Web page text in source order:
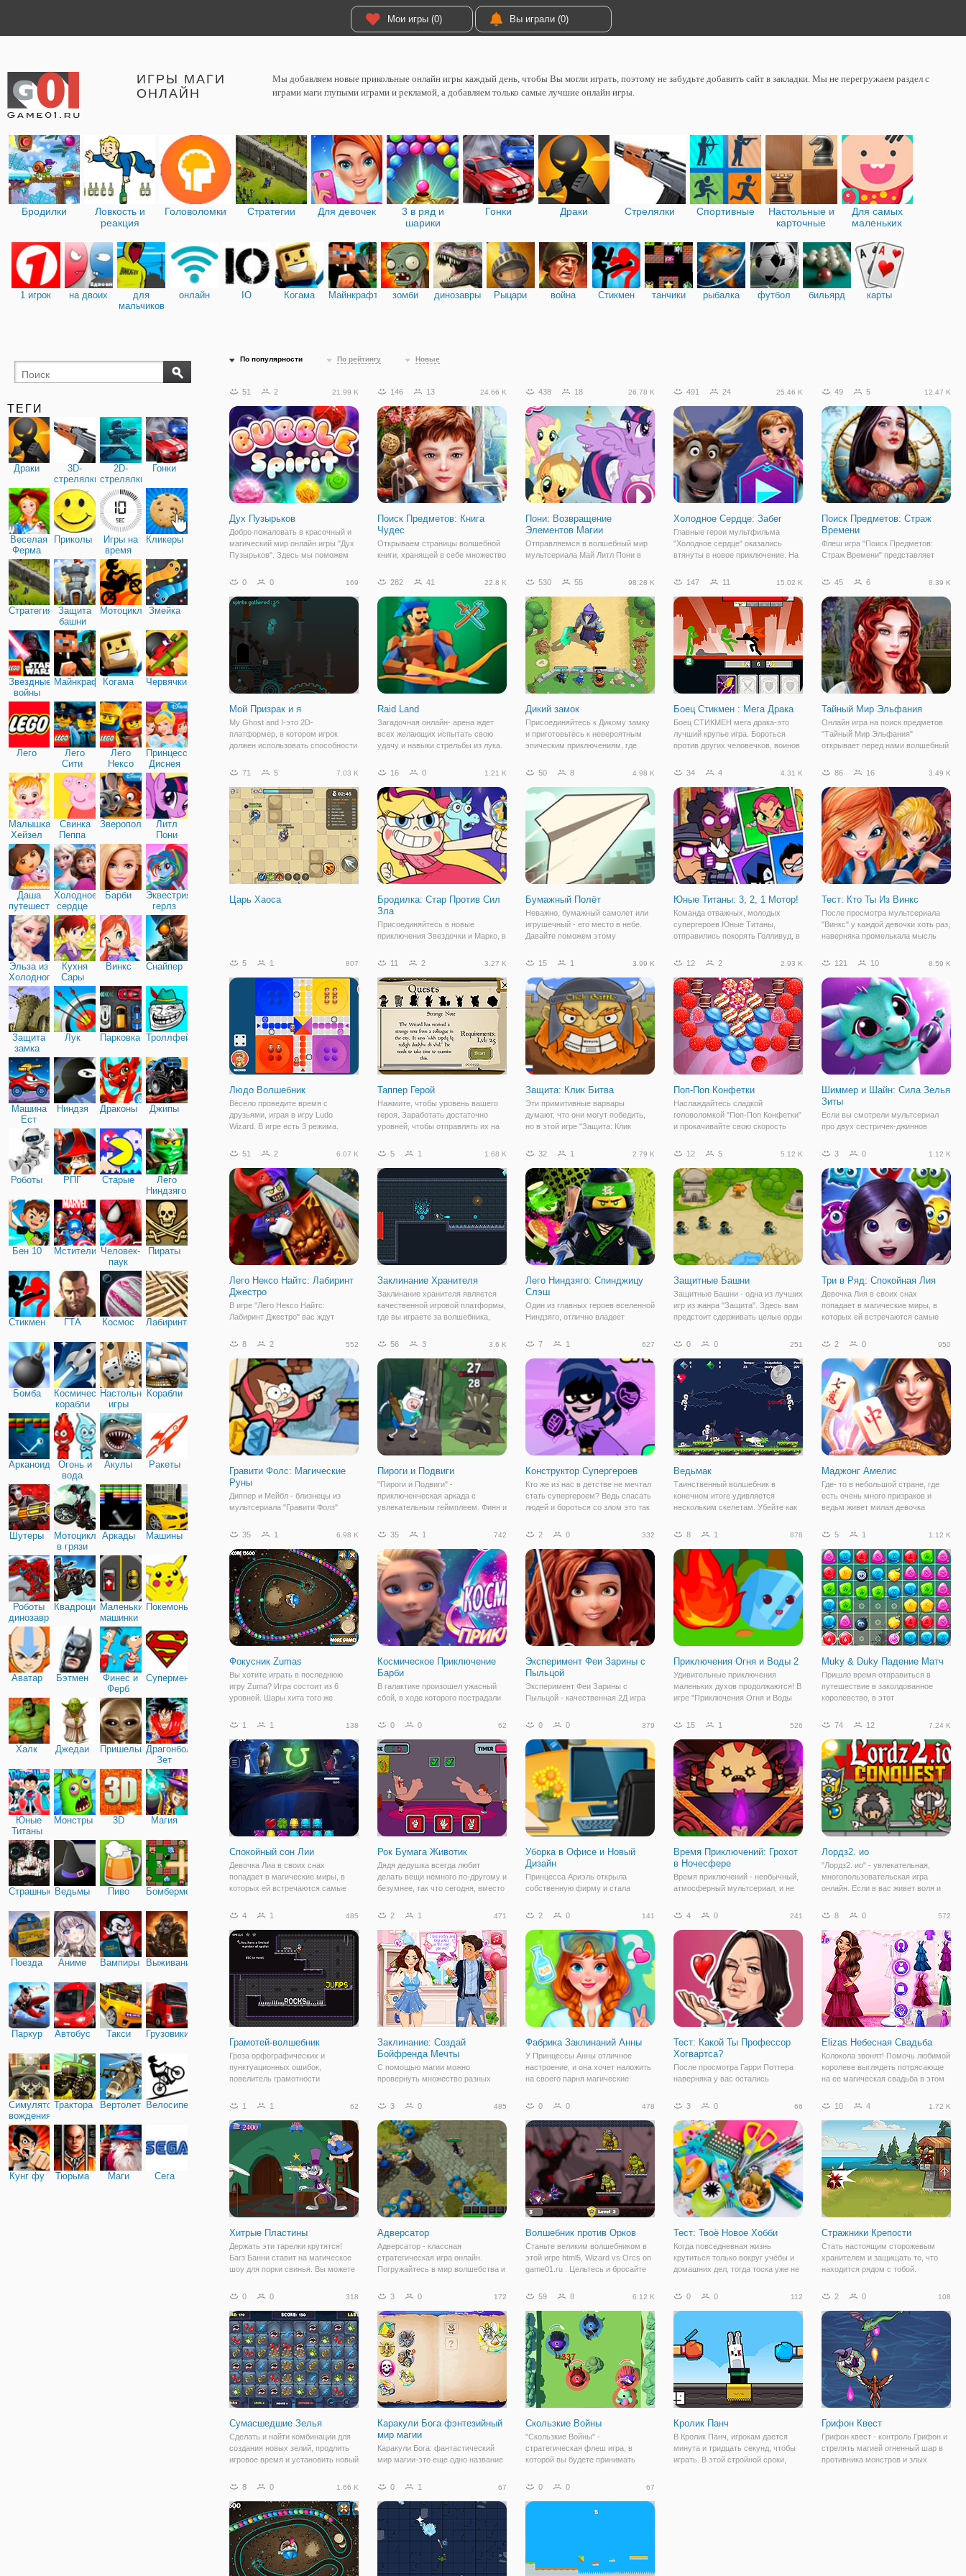
Мои игры (0) Вы играли (0)
ИГРЫ МАГИ
ОНЛАЙН
Мы добавляем новые прикольные онлайн игры каждый день, чтобы Вы могли играть, поэтому не забудьте добавить сайт в закладки. Мы не перегружаем раздел с
играми маги глупыми играми и рекламой, а добавляем только самые лучшие онлайн игры.
Бродилки
Ловкость и
реакция
Головоломки Стратегии Для девочек
3 в ряд и
шарики
Гонки Драки Стрелялки Спортивные
Настольные и
карточные
Для самых
маленьких
1 игрок на двоих
для
мальчиков
онлайн IO Когама Майнкрафт зомби динозавры Рыцари война Стикмен танчики рыбалка футбол бильярд карты
ТЕГИ
Драки
3D-
стрелялки
2D-
стрелялки
Гонки
Веселая
Ферма
Приколы
Игры на
время
Кликеры
Стратегия
Защита
башни
МотоциклыЗмейка
Звездные
войны
МайнкрафтКогама Червячки
Лего
Лего
Сити
Лего
Нексо
Найтс
Принцессы
Диснея
Малышка
Хейзел
Свинка
Пеппа
Зверополис
Литл
Пони
Дружба
Даша
путешественница
Холодное
сердце
Барби
Эквестрия
герлз
Эльза из
Холодного
сердца
Кухня
Сары
Винкс Снайпер
Защита
замка
Лук Парковка Троллфейс
Машина
Ест
Машину
Ниндзя Драконы Джипы
Роботы РПГ Старые
Лего
Ниндзяго
Бен 10 Мстители Человек-
паук
Пираты
Стикмен ГТА Космос Лабиринты
Бомба
Космические
корабли
Настольные
игры
Корабли
Арканоид
Огонь и
вода
Акулы Ракеты
Шутеры
Мотоциклы
в грязи
Аркады Машины
Роботы
динозавры
КвадроциклыМаленькие
машинки
Покемоны
Аватар Бэтмен
Финес и
Ферб
Супермен
Халк Джедаи ПришельцыДрагонболл
Зет
Юные
Титаны
Монстры 3D Магия
Страшные Ведьмы Пиво Бомбермен
Поезда Аниме Вампиры Выживание
Паркур Автобус Такси Грузовики
Симулятор
вождения
Трактора ВертолетыВелосипед
Кунг фу Тюрьма Маги Сега
По популярности По рейтингу Новые
51 2 21.99 K
Дух Пузырьков
Добро пожаловать в красочный и
магический мир онлайн игры "Дух
Пузырьков". Здесь мы поможем
пузырьки на свои законные места.
уничтожать шарики,
146 13 24.66 K
Поиск Предметов: Книга
Чудес
Открываем страницы волшебной
книги, хранящей в себе множество
лишь избранные. Такая
представлена в онлайн игре
"Поиск Предметов: Книга Чудес".
Игра представляет
438 18 26.78 K
Пони: Возвращение
Элементов Магии
Отправляемся в волшебный мир
мультсериала Май Литл Пони в
Элементов Магии". Это простая
вы встретите всех главных героев
вышеуказанного мультсериала.
Для
491 24 25.46 K
Холодное Сердце: Забег
Главные герои мультфильма
"Холодное сердце" оказались
втянуты в новое приключение. На
клану пещерных жителей
которые у них отняли злодеи. Но
Анна, Эльза,
49 5 12.47 K
Поиск Предметов: Страж
Времени
Флеш игра "Поиск Предметов:
Страж Времени" представляет
значит, приготовьтесь прокачивать
наблюдательность. Здесь вы
поможете очаровательным
хранительницам времени
исправить
0 0 169
Мой Призрак и я
My Ghost and I-это 2D-
платформер, в котором игрок
должен использовать способности
всех духов и открыть портал на
282 41 22.8 K
Raid Land
Загадочная онлайн- арена ждет
всех желающих испытать свою
удачу и навыки стрельбы из лука.
Робин Гуда, будете разгуливать по
запасом стрел. Это увлекательная
530 55 98.28 K
Дикий замок
Присоединяйтесь к Дикому замку
и приготовьтесь к невероятным
эпическим приключениям, где
оборону вашего замка. Улучшайте
линии фронта находятся
волшебники,
147 11 15.02 K
Боец Стикмен : Мега Драка
Боец СТИКМЕН мега драка-это
лучший крупье игра. Бороться
против других человечков, воинов
попытаться уничтожить их всех,
для человечков ! Вы можете
использовать
45 6 8.39 K
Тайный Мир Эльфания
Онлайн игра на поиск предметов
"Тайный Мир Эльфания"
открывает перед нами волшебный
требуется отыскать определенные
справиться с темной силой,
обрушившейся на
71 5 7.03 K
Царь Хаоса
16 0 1.21 K
Бродилка: Стар Против Сил
Зла
Присоединяйтесь в новые
приключения Звездочки и Марко, в
Против Сил Зла". Здесь они
подземелье которого обитают
различные монстры и прочие
создания. Вам нужно
50 8 4.98 K
Бумажный Полёт
Неважно, бумажный самолет или
игрушечный - его место в небе.
Давайте поможем этому
"Бумажный Полёт" подняться на
собой аркаду с простым
управлением и
34 4 4.31 K
Юные Титаны: 3, 2, 1 Мотор!
Команда отважных, молодых
супергероев Юные Титаны,
отправились покорять Голливуд, в
Мотор!". Но погоня за славой
Детстроук, который превратил
всех жителей в
86 16 3.49 K
Тест: Кто Ты Из Винкс
После просмотра мультсериала
"Винкс" у каждой девочки хоть раз,
наверняка промелькала мысль
удивительной школе для
магические способности, творить
невозможные вещи,
5 1 807
Людо Волшебник
Весело проведите время с
друзьями, играя в игру Ludo
Wizard. В игре есть 3 режима.
против бота, против компьютера.
подобранными людьми, а также с
друзьями, как игра
11 2 3.27 K
Таппер Герой
Нажмите, чтобы уровень вашего
героя. Заработать достаточно
уровней, чтобы отправлять их на
окружающую Гильдии. Предложить
ваши герои работать быстрее.
Этот
15 1 3.99 K
Защита: Клик Битва
Эти примитивные варвары
думают, что они могут победить,
но в этой игре "Защита: Клик
элементальной магии! Быстрее
Разместите атакующие башни,
чтобы защитить
12 2 2.93 K
Поп-Поп Конфетки
Наслаждайтесь сладкой
головоломкой "Поп-Поп Конфетки"
и прокачивайте свою скорость
объединяющая жанры "три в ряд"
вместо шариков на игровом поле
будут аппетитные и
121 10 8.59 K
Шиммер и Шайн: Сила Зелья
Зиты
Если вы смотрели мультсериал
про двух сестричек-джиннов
знаком персонаж Зита. Она тоже
проворачивает темные делишки и
норовит сотворить непоправимое
зло. В
51 2 6.07 K
Лего Нексо Найтс: Лабиринт
Джестро
В игре "Лего Нексо Найтс:
Лабиринт Джестро" вас ждут
легендарными рыцарями. Злой
околдован тёмными силами и стал
главным врагом рыцарей Нексо.
Вместе с Книгой
5 1 1.68 K
Заклинание Хранителя
Заклинание хранителя является
качественной игровой платформы,
где вы играете за волшебника,
замок напичкан ловушками и
32 1 2.79 K
Лего Ниндзяго: Спинджицу
Слэш
Один из главных героев вселенной
Ниндзяго, отлично владеет
профессионально стреляет из
темным силам. Но каждый бой
требует от ниндзя серьезной
подготовки. Сегодня,
12 5 5.12 K
Защитные Башни
Защитные Башни - одна из лучших
игр из жанра "Защита". Здесь вам
предстоит сдерживать целые орды
по узкому пути. Для этого у вас в
защитных башен, а именно:
3 0 1.12 K
Три в Ряд: Спокойная Лия
Девочка Лия в своих снах
попадает в магические миры, в
которых ей встречаются самые
навредить ей. Но у девочки есть
способный дать отпор любому
врагу. Но даже
8 2 552
Гравити Фолс: Магические
Руны
Диппер и Мейбл - близнецы из
мультсериала "Гравити Фолз"
игре "Гравити Фолс: Магические
это не закончилось и в результате
брата с сестрой перенесло через
портал
56 3 3.6 K
Пироги и Подвиги
"Пироги и Подвиги" -
приключенческая аркада с
увлекательным геймплеем. Финн и
принимать посетителей в его
вкусную выпечку, но чтобы
раздобыть ингредиенты, Финну
7 1 627
Конструктор Супергероев
Кто же из нас в детстве не мечтал
стать супергероем? Ведь спасать
людей и бороться со злом это так
серии "Юные Титаны, Вперёд" кто-
превращаться в разных животных,
0 0 251
Ведьмак
Таинственный волшебник в
конечном итоге удивляется
нескольким скелетам. Убейте как
растет с течением времени!
2 0 950
Маджонг Амелис
Где- то в небольшой стране, где
есть очень много призраков и
ведьм живет милая девочка
бабушки большой дар магии. Ее
внучка занялась этим и помогала
людям
35 1 6.98 K
Фокусник Zumas
Вы хотите играть в последнюю
игру Zuma? Игра состоит из 6
уровней. Шары хита того же
очки. По крайней мере 3 должны
Больше того же самого цвета в
одном выстреле,
35 1 742
Космическое Приключение
Барби
В галактике произошел ужасный
сбой, в ходе которого пострадали
команда отправляются на
обезвредить угрозу. Итак, в этом
увлекательном приключении не
обойтись без помощи
2 0 332
Эксперимент Феи Зарины с
Пыльцой
Эксперимент Феи Зарины с
Пыльцой - качественная 2Д игра
вы поможете фее Зарине
этого ей нужно собрать все
ингредиенты. Но сделать это
сложнее, чем кажется на
8 1 878
Приключения Огня и Воды 2
Удивительные приключения
маленьких духов продолжаются! В
игре "Приключения Огня и Воды
потусторонний мир, который скрыт
мальчиком Огнём и девочкой
Водой вы
5 1 1.12 K
Muky & Duky Падение Матч
Пришло время отправиться в
путешествие в заколдованное
королевство, в этот
головоломка. Присоединяйтесь к
соединить все эти магические
камни. Если вы застряли, вы
1 1 138
Спокойный сон Лии
Девочка Лиа в своих снах
попадает в магические миры, в
которых ей встречаются самые
навредить ей. Но у девочки есть
способный дать отпор любому
врагу. Но даже
0 0 62
Рок Бумага Животик
Дядя дедушка всегда любит
делать вещи немного по-другому и
безумнее, так что сегодня, вместо
рок - бумага - ножницы игра, что
собираетесь опробовать рок
0 0 379
Уборка в Офисе и Новый
Дизайн
Принцесса Ариэль открыла
собственную фирму и стала
предприятие уже начало
открыть ещё один офис. Перед его
открытием нужно привести всё в
порядок. Хотите её помочь?
15 1 526
Время Приключений: Грохот
в Ночесфере
Время приключений - необычный,
атмосферный мультсериал, и не
разработанные по его мотивам
увлекательные. Одну из них вы
открыли сейчас, это - бесплатная
флеш игра "Время
74 12 7.24 K
Лордз2. ио
"Лордз2. ио" - увлекательная,
многопользовательская игра
онлайн. Если в вас живет воля и
завоеваниям, то флешка
окажетесь в мире магии и
сражений. И все ради того,
4 1 485
Грамотей-волшебник
Гроза орфографических и
пунктуационных ошибок,
повелитель грамотности
"Грамотей-волшебник". Здесь вы
волшебником, который с помощью
своей грамотности готов спасти
2 1 471
Заклинание: Создай
Бойфренда Мечты
С помощью магии можно
провернуть множество разных
своей мечты. В онлайн аркаде
Мечты" вы поможете провернуть
такую операцию молодой
девушке-ведьмочке. Здесь под
2 0 141
Фабрика Заклинаний Анны
У Принцессы Анны отличное
настроение, и она хочет наложить
на своего парня магические
бросает вам вызов, чтобы найти
магических образов. Хочешь
повеселиться вместе с
4 0 241
Тест: Какой Ты Профессор
Хогвартса?
После просмотра Гарри Поттера
наверняка у вас остались
которых возможно, есть и
узнать, каким преподавателем
могли бы стать вы? В бесплатной
игре "Тест: Какой Ты
8 0 572
Elizas Небесная Свадьба
Колокола звонят! Помочь любимой
королеве выглядеть потрясающе
на ее магическая свадьба в этом
названием “Небесная свадьба
время!
1 1 62
Хитрые Пластины
Держать эти тарелки крутятся!
Багз Банни ставит на магическое
шоу для порки свинья. Вы можете
пластин трюки? Нажать и держать
ударов о землю и поставить на
3 0 485
Адверсатор
Адверсатор - классная
стратегическая игра онлайн.
Погружайтесь в мир волшебства и
которыми развязалась битва. И
этих кланов, чтобы стать могучим
полководцем и
0 0 478
Волшебник против Орков
Станьте великим волшебником в
этой игре html5, Wizard vs Orcs on
game01.ru . Цельтесь и бросайте
на уровне. Можете ли вы
количество испытаний ограничено,
и
3 0 66
Тест: Твоё Новое Хобби
Когда повседневная жизнь
крутиться только вокруг учёбы и
домашних дел, тогда тоска уже не
и энергию только на рутинные
человек становиться грустным и
впадает
10 4 1.72 K
Стражники Крепости
Стать настоящим сторожевым
хранителем и защищать то, что
находится рядом с тобой.
вам, чтобы разрушить все и
позволяйте им это делать и
стрелять с арбалета.
0 0 318
Сумасшедшие Зелья
Сделать и найти комбинации для
создания новых зелий, продлить
игровое время и установить новый
Открывайте новые виды
3 0 172
Каракули Бога фэнтезийный
мир магии
Каракули Бога: фантастический
мир магии-это еще одно название
фэнтези. Как и в оригинальной
использовать ваш мозг и логику,
чтобы соединить вместе
различные элементы и
59 8 6.12 K
Скользкие Войны
"Скользкие Войны" -
стратегическая флеш игра, в
которой вы будете принимать
необычно оно тем, что персонажи
перемещаться привычным
способом. Перед началом
0 0 112
Кролик Панч
В Кролик Панч, игрокам дается
минута и тридцать секунд, чтобы
играть. В этой стройной сроки,
2 0 108
Грифон Квест
Грифон квест - контроль Грифон и
стрелять магией огненный шар в
противника монстров и злых
8
0 1.66 K 0 1 67 0 0 67